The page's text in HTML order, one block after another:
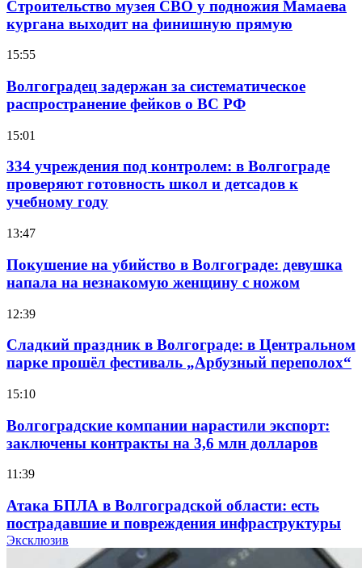
Строительство музея СВО у подножия Мамаева
кургана выходит на финишную прямую
15:55
Волгоградец задержан за систематическое
распространение фейков о ВС РФ
15:01
334 учреждения под контролем: в Волгограде
проверяют готовность школ и детсадов к
учебному году
13:47
Покушение на убийство в Волгограде: девушка
напала на незнакомую женщину с ножом
12:39
Сладкий праздник в Волгограде: в Центральном
парке прошёл фестиваль „Арбузный переполох“
15:10
Волгоградские компании нарастили экспорт:
заключены контракты на 3,6 млн долларов
11:39
Атака БПЛА в Волгоградской области: есть
пострадавшие и повреждения инфраструктуры
Эксклюзив